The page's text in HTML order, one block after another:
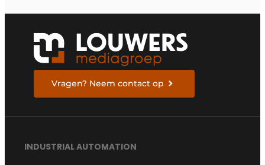
Vragen? Neem contact op
INDUSTRIAL AUTOMATION